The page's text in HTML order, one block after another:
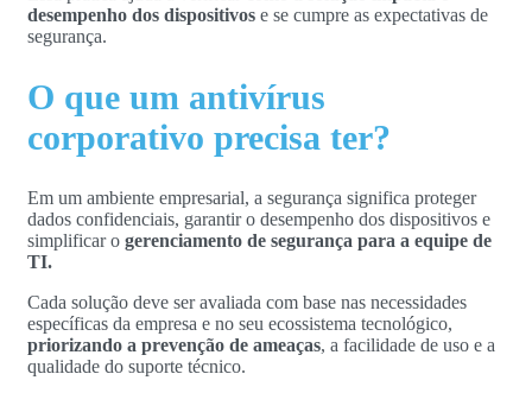
desempenho dos dispositivos e se cumpre as expectativas de
segurança.
O que um antivírus
corporativo precisa ter?
Em um ambiente empresarial, a segurança significa proteger
dados confidenciais, garantir o desempenho dos dispositivos e
simplificar o gerenciamento de segurança para a equipe de
TI.
Cada solução deve ser avaliada com base nas necessidades
específicas da empresa e no seu ecossistema tecnológico,
priorizando a prevenção de ameaças, a facilidade de uso e a
qualidade do suporte técnico.